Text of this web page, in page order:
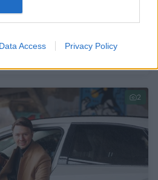
Data Access Privacy Policy
ir kelionėse
2